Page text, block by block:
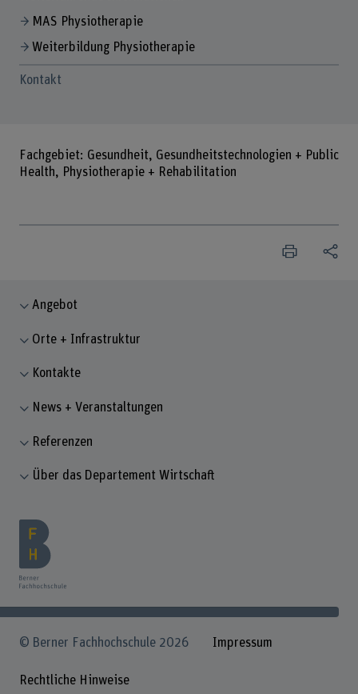
MAS Physiotherapie
Weiterbildung Physiotherapie
Kontakt
Fachgebiet: Gesundheit, Gesundheitstechnologien + Public
Health, Physiotherapie + Rehabilitation
Angebot
Orte + Infrastruktur
Kontakte
News + Veranstaltungen
Referenzen
Über das Departement Wirtschaft
© Berner Fachhochschule 2026 Impressum
Rechtliche Hinweise